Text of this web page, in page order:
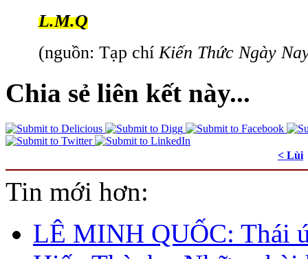
L.M.Q
(nguồn: Tạp chí Kiến Thức Ngày
Chia sẻ liên kết này...
< Lùi
Tin mới hơn:
LÊ MINH QUỐC: Thái